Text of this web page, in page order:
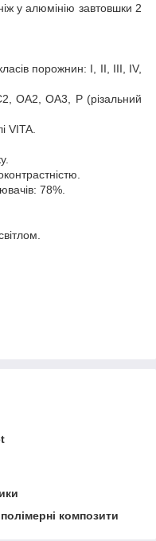
у алюмінію завтовшки 2
порожнин: I, II, III, IV,
OA2, OA3, Р (різальний
VITA.
78%.
композити